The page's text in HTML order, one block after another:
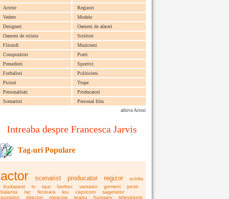
Actrite
Regizori
Vedete
Modele
Designeri
Oameni de afaceri
Oameni de stiinta
Scriitori
Filozofi
Muzicieni
Compozitori
Poeti
Presedinti
Sportivi
Fotbalisti
Politicieni
Pictori
Trupe
Personalitati
Producatori
Scenaristi
Personal film
arhiva Actori
Intreaba despre Francesca Jarvis
Tag-uri Populare
actor scenarist producator regizor
actrita
budapest
tv taur berbec varsator gemeni
pesti
balanta
rac fecioara leu capricorn
sagetator
scorpion
director moscow teatru hungary televiziune